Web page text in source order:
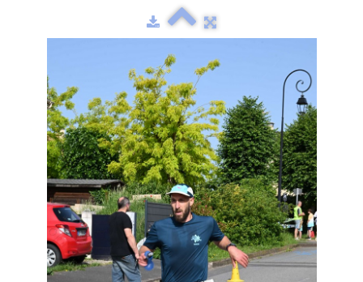
Parcours
Résultats
Devenez bénévoles
Partenaires
Photos▼